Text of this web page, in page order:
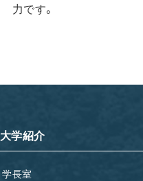
力です。
大学紹介
学長室